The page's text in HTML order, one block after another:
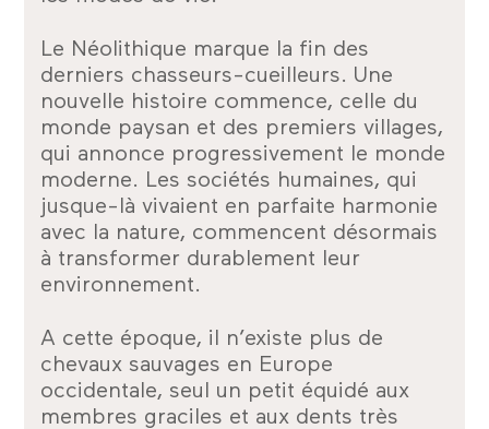
Le Néolithique marque la fin des
derniers chasseurs-cueilleurs. Une
nouvelle histoire commence, celle du
monde paysan et des premiers villages,
qui annonce progressivement le monde
moderne. Les sociétés humaines, qui
jusque-là vivaient en parfaite harmonie
avec la nature, commencent désormais
à transformer durablement leur
environnement.
A cette époque, il n’existe plus de
chevaux sauvages en Europe
occidentale, seul un petit équidé aux
membres graciles et aux dents très